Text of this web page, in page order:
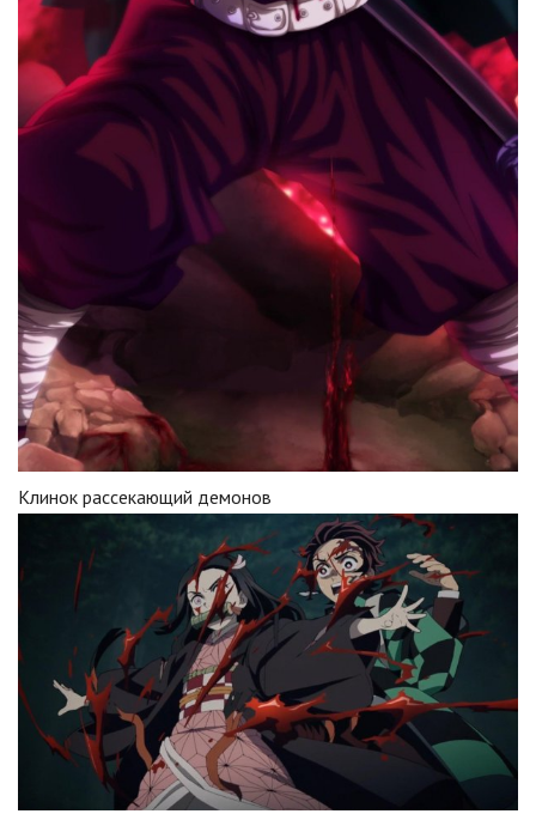
Клинок рассекающий демонов